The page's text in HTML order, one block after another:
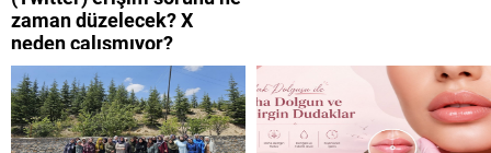
zaman düzelecek? X
neden çalışmıyor?